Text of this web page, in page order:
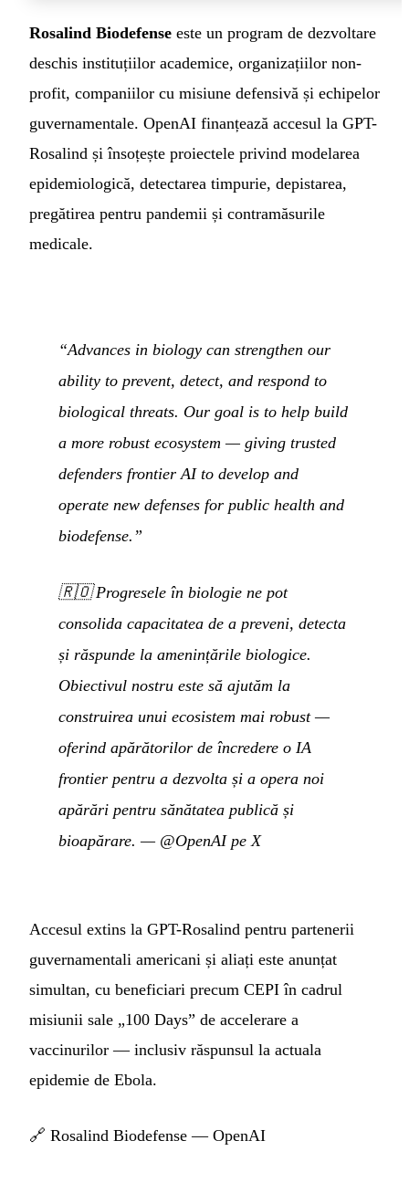
Rosalind Biodefense este un program de dezvoltare
deschis instituțiilor academice, organizațiilor non-
profit, companiilor cu misiune defensivă și echipelor
guvernamentale. OpenAI finanțează accesul la GPT-
Rosalind și însoțește proiectele privind modelarea
epidemiologică, detectarea timpurie, depistarea,
pregătirea pentru pandemii și contramăsurile
medicale.
“Advances in biology can strengthen our
ability to prevent, detect, and respond to
biological threats. Our goal is to help build
a more robust ecosystem — giving trusted
defenders frontier AI to develop and
operate new defenses for public health and
biodefense.”
🇷🇴Progresele în biologie ne pot
consolida capacitatea de a preveni, detecta
și răspunde la amenințările biologice.
Obiectivul nostru este să ajutăm la
construirea unui ecosistem mai robust —
oferind apărătorilor de încredere o IA
frontier pentru a dezvolta și a opera noi
apărări pentru sănătatea publică și
bioapărare. — @OpenAI pe X
Accesul extins la GPT-Rosalind pentru partenerii
guvernamentali americani și aliați este anunțat
simultan, cu beneficiari precum CEPI în cadrul
misiunii sale „100 Days” de accelerare a
vaccinurilor — inclusiv răspunsul la actuala
epidemie de Ebola.
🔗 Rosalind Biodefense — OpenAI